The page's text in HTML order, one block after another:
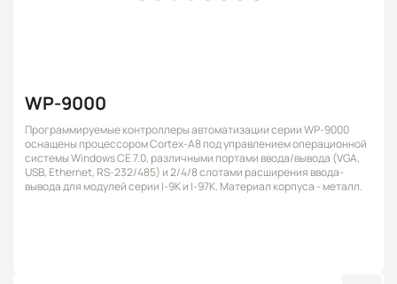
WP-9000
Программируемые контроллеры автоматизации серии WP-9000
оснащены процессором Cortex-A8 под управлением операционной
системы Windows CE 7.0, различными портами ввода/вывода (VGA,
USB, Ethernet, RS-232/485) и 2/4/8 слотами расширения ввода-
вывода для модулей серии I-9K и I-97K. Материал корпуса - металл.